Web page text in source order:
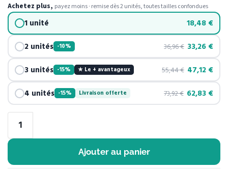
Achetez plus, payez moins · remise dès 2 unités, toutes tailles confondues
1 unité 18,48 €
2 unités -10% 36,96€ 33,26 €
3 unités -15% ★ Le + avantageux 55,44€ 47,12 €
4 unités -15% Livraison offerte 73,92€ 62,83 €
Ajouter au panier